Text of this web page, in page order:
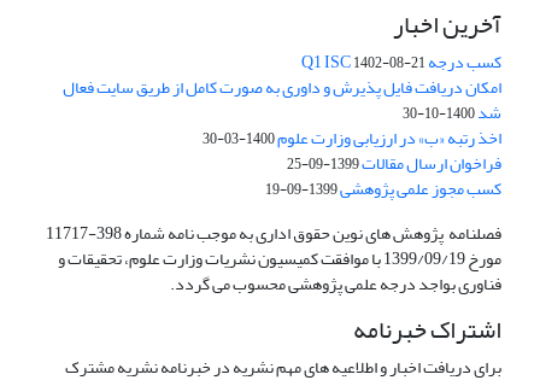
آخرین اخبار
کسب درجه Q1 ISC1402-08-21
امکان دریافت فایل پذیرش و داوری به صورت کامل از طریق سایت فعال
شد1400-10-30
اخذ رتبه «ب» در ارزیابی وزارت علوم1400-03-30
فراخوان ارسال مقالات1399-09-25
کسب مجوز علمی پژوهشی1399-09-19
فصلنامه پژوهش های نوین حقوق اداری به موجب نامه شماره 398-11717
مورخ 1399/09/19 با موافقت کمیسیون نشریات وزارت علوم، تحقیقات و
فناوری بواجد درجه علمی پژوهشی محسوب می گردد.
اشتراک خبرنامه
برای دریافت اخبار و اطلاعیه های مهم نشریه در خبرنامه نشریه مشترک